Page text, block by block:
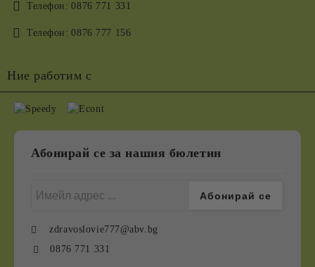
Телефон: 0876 771 331
Телефон: 0876 777 156
Ние работим с
Абонирай се за нашия бюлетин
zdravoslovie777@abv.bg
0876 771 331